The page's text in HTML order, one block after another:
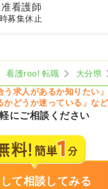
看護師
募集休止
看護roo! 転職 大分県
う求人があるか知りたい」
かどうか迷っている」など
にご相談ください
て相談してみる